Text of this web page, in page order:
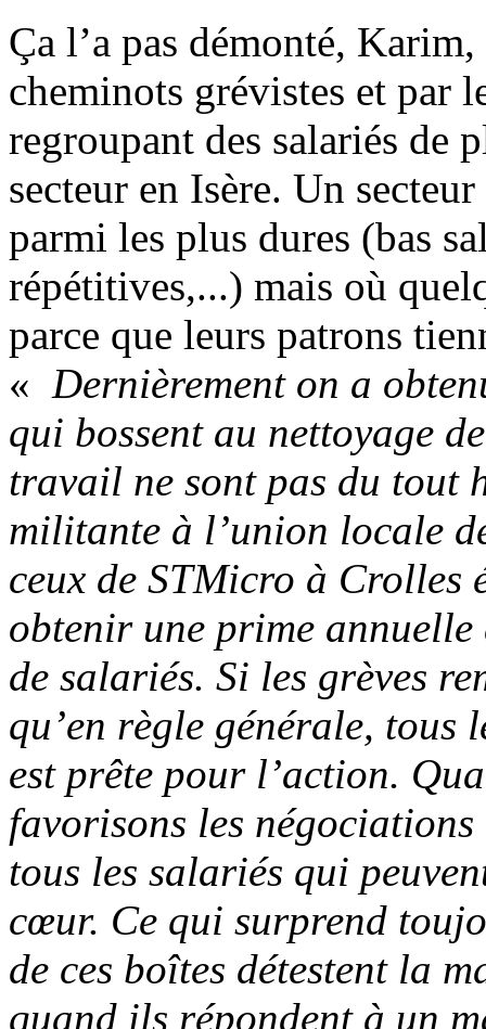
Ça l’a pas démonté,
cheminots grévistes et par
regroupant des salariés de
secteur en Isère. Un
parmi les plus dures (bas
répétitives,...) mais où
parce que leurs patrons
« Dernièrement on a
qui bossent au nettoyage
travail ne sont pas du tout
militante à l’union locale
ceux de STMicro à Crolles
obtenir une prime
de salariés. Si les grèves
qu’en règle générale,
est prête pour l’action.
favorisons les
tous les salariés qui
cœur. Ce qui surprend
de ces boîtes détestent la
quand ils répondent à un